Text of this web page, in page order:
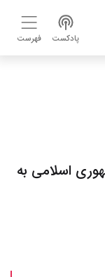
پادکست فهرست
اسلامی به